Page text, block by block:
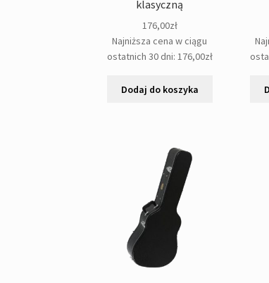
klasyczną
176,00zł
Najniższa cena w ciągu
ostatnich 30 dni: 176,00zł
Dodaj do koszyka